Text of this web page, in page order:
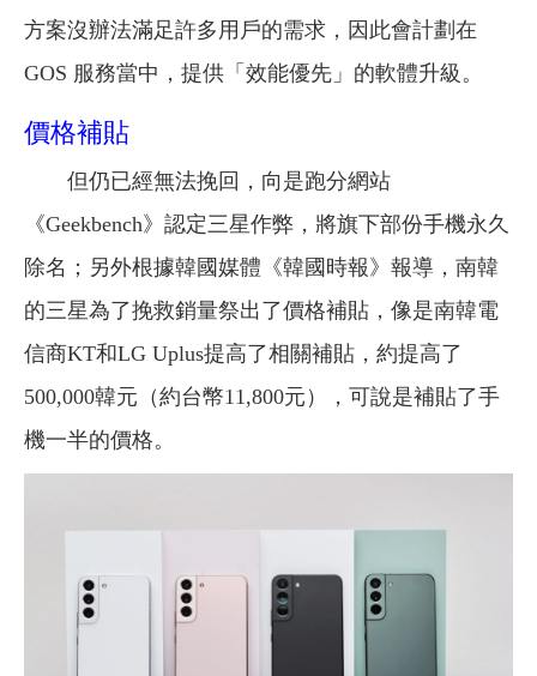
方案沒辦法滿足許多用戶的需求，因此會計劃在
GOS 服務當中，提供「效能優先」的軟體升級。
價格補貼
但仍已經無法挽回，向是跑分網站
《Geekbench》認定三星作弊，將旗下部份手機永久
除名；另外根據韓國媒體《韓國時報》報導，南韓
的三星為了挽救銷量祭出了價格補貼，像是南韓電
信商KT和LG Uplus提高了相關補貼，約提高了
500,000韓元（約台幣11,800元），可說是補貼了手
機一半的價格。